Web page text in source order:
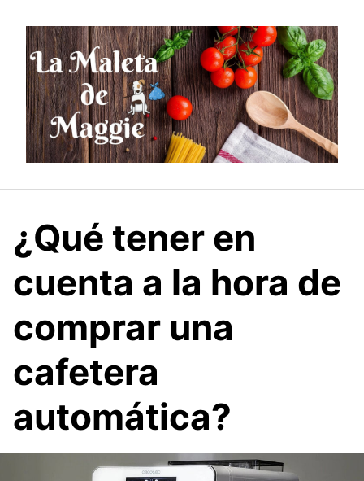
contenido
¿Qué tener en
cuenta a la hora de
comprar una
cafetera
automática?